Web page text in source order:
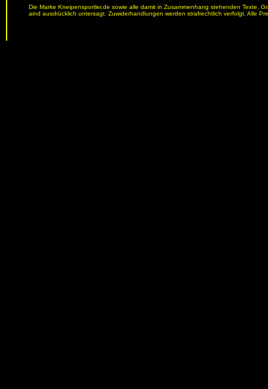
Die Marke Kneipensportler.de sowie alle damit in Zusammenhang stehenden Texte,
aind ausdrücklich untersagt. Zuwiderhandlungen werden strafrechtlich verfolgt. Alle